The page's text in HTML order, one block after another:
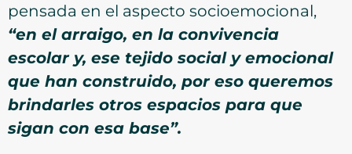
pensada en el aspecto socioemocional,
“en el arraigo, en la convivencia
escolar y, ese tejido social y emocional
que han construido, por eso queremos
brindarles otros espacios para que
sigan con esa base”.